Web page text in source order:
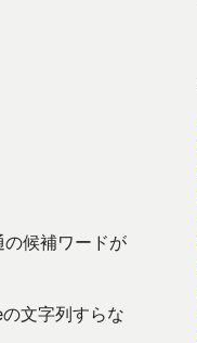
候補ワードが
文字列すらな